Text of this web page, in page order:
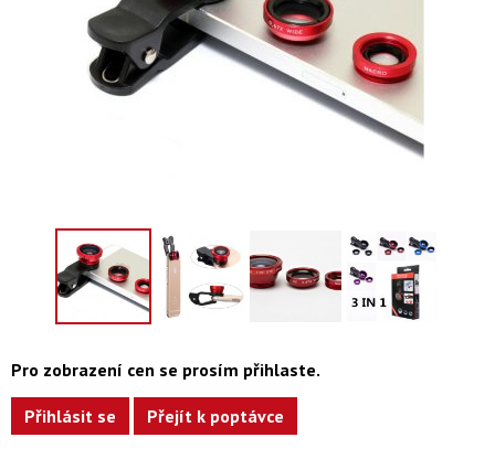
Pro zobrazení cen se prosím přihlaste.
Přihlásit se Přejít k poptávce